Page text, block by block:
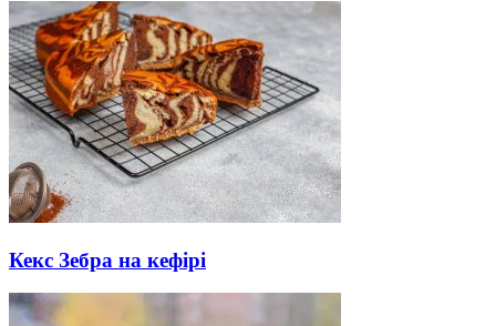
Кекс Зебра на кефірі